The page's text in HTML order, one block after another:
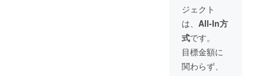
赤、
黒、水
色、グ
レーの
いずれ
か。
包
ル リン
グ：シ
ル
バー、
ゴール
ド、
白、
約
14mm
（リン
グを除
く）
表
紙：本
仕様・
材質＞
サイ
ズ：B6
サイ
ズ 縦
180mm
×横
優れた
紙を使
用して
いま
す。 用
紙がな
くなっ
たらネ
べてマ
イクロ
ミシン
施され
ており
簡単に
切り取
味わい
とツヤ
が増し
ていき
ます。
サイズ
は、A4
前（イ
ニシャ
ル）を
記入さ
せて頂
きま
す。 ①
とお礼
のメッ
セージ
②こど
も達へ
ノート
を１冊
ジェクト
は、 All-In方
式です。
目標金額に
関わらず、